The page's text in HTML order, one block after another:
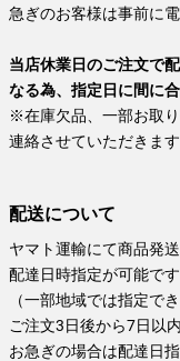
急ぎのお客様は事前に
当店休業日のご注文で
なる為、指定日に間に
※在庫欠品、一部お取
連絡させていただきます
配送について
ヤマト運輸にて商品発
配達日時指定が可能です
（一部地域では指定で
ご注文3日後から7日以
お急ぎの場合は配達日